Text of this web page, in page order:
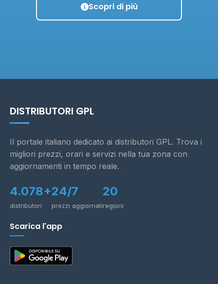
Scopri di più
DISTRIBUTORI GPL
Il portale italiano dedicato ai distributori GPL. Trova i
migliori prezzi, orari e servizi nella tua zona con
aggiornamenti in tempo reale.
4.078+
distributori
24/7
prezzi aggiornati
20
regioni
Scarica l'app